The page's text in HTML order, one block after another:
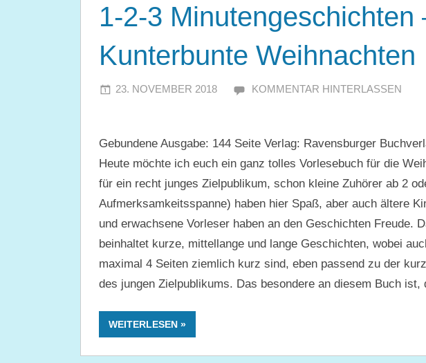
1-2-3 Minutengeschichten
Kunterbunte Weihnachten
23. NOVEMBER 2018 JULIA
KOMMENTAR HINTERLASSEN
Gebundene Ausgabe: 144 Seite Verlag: Ravensburger
Heute möchte ich euch ein ganz tolles Vorlesebuch für die
für ein recht junges Zielpublikum, schon kleine Zuhörer ab 2
Aufmerksamkeitsspanne) haben hier Spaß, aber auch ältere
und erwachsene Vorleser haben an den Geschichten Freude.
beinhaltet kurze, mittellange und lange Geschichten, wobei
maximal 4 Seiten ziemlich kurz sind, eben passend zu der
des jungen Zielpublikums. Das besondere an diesem Buch
WEITERLESEN